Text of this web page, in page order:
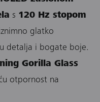
s 120 Hz stopom
glatko
detalja i bogate boje.
Gorilla Glass
otpornost na